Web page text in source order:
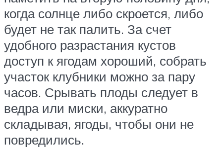
когда солнце либо скроется, либо
будет не так палить. За счет
удобного разрастания кустов
доступ к ягодам хороший, собрать
участок клубники можно за пару
часов. Срывать плоды следует в
ведра или миски, аккуратно
складывая, ягоды, чтобы они не
повредились.